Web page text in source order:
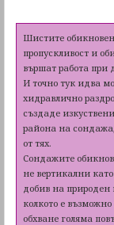
Шистите
пропускливост и
вършат работа при
И точно тук идва
хидравлично
създаде
района на сондажа,
от тях.
Сондажите
не вертикални
добив на природен
колкото е
обхване голяма